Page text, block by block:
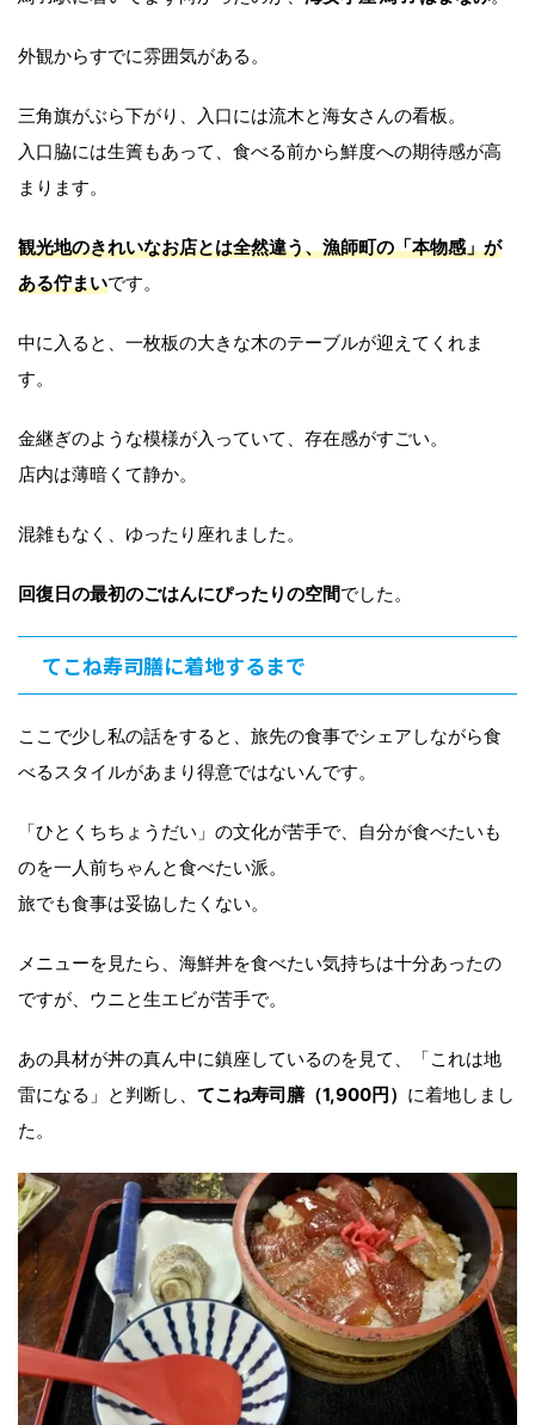
外観からすでに雰囲気がある。
三角旗がぶら下がり、入口には流木と海女さんの看板。
入口脇には生簀もあって、食べる前から鮮度への期待感が高
まります。
観光地のきれいなお店とは全然違う、漁師町の「本物感」が
ある佇まいです。
中に入ると、一枚板の大きな木のテーブルが迎えてくれま
す。
金継ぎのような模様が入っていて、存在感がすごい。
店内は薄暗くて静か。
混雑もなく、ゆったり座れました。
回復日の最初のごはんにぴったりの空間でした。
てこね寿司膳に着地するまで
ここで少し私の話をすると、旅先の食事でシェアしながら食
べるスタイルがあまり得意ではないんです。
「ひとくちちょうだい」の文化が苦手で、自分が食べたいも
のを一人前ちゃんと食べたい派。
旅でも食事は妥協したくない。
メニューを見たら、海鮮丼を食べたい気持ちは十分あったの
ですが、ウニと生エビが苦手で。
あの具材が丼の真ん中に鎮座しているのを見て、「これは地
雷になる」と判断し、 てこね寿司膳（1,900円） に着地しまし
た。